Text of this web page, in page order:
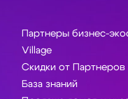
Партнеры бизнес-
Village
Скидки от Партнеров
База знаний